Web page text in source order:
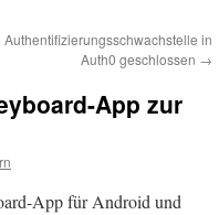
Authentifizierungsschwachstelle in
Auth0 geschlossen →
App zur
App für Android und